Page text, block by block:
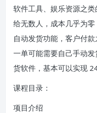
软件工具、娱乐资源之
给无数人，成本几乎为
自动发货功能，客户付
一单可能需要自己手动
货软件，基本可以实现
课程目录：
项目介绍